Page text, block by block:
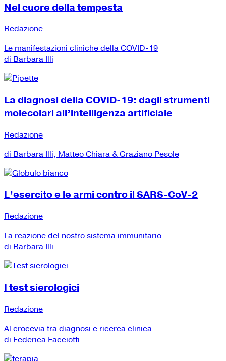
Nel cuore della tempesta
Redazione
Le manifestazioni cliniche della COVID-19
di Barbara Illi
La diagnosi della COVID-19: dagli strumenti
molecolari all’intelligenza artificiale
Redazione
di Barbara Illi, Matteo Chiara & Graziano Pesole
L’esercito e le armi contro il SARS-CoV-2
Redazione
La reazione del nostro sistema immunitario
di Barbara Illi
I test sierologici
Redazione
Al crocevia tra diagnosi e ricerca clinica
di Federica Facciotti